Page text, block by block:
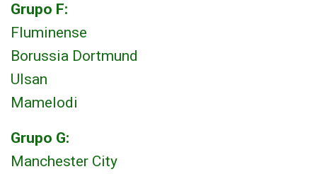
Grupo F:
Fluminense
Borussia Dortmund
Ulsan
Mamelodi
Grupo G:
Manchester City